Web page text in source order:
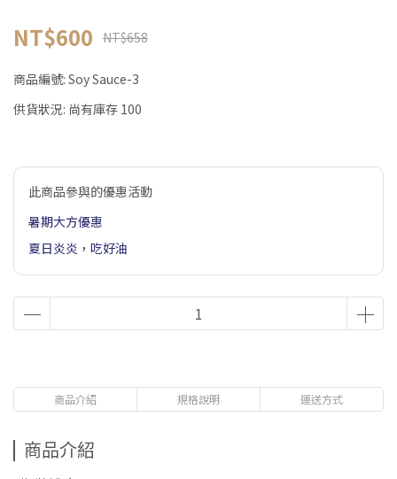
NT$600 NT$658
商品編號: Soy Sauce-3
供貨狀況: 尚有庫存 100
此商品參與的優惠活動
暑期大方優惠
夏日炎炎，吃好油
商品介紹 規格說明 運送方式
商品介紹